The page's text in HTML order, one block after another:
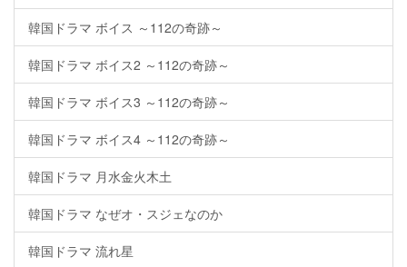
韓国ドラマ ボイス ～112の奇跡～
韓国ドラマ ボイス2 ～112の奇跡～
韓国ドラマ ボイス3 ～112の奇跡～
韓国ドラマ ボイス4 ～112の奇跡～
韓国ドラマ 月水金火木土
韓国ドラマ なぜオ・スジェなのか
韓国ドラマ 流れ星